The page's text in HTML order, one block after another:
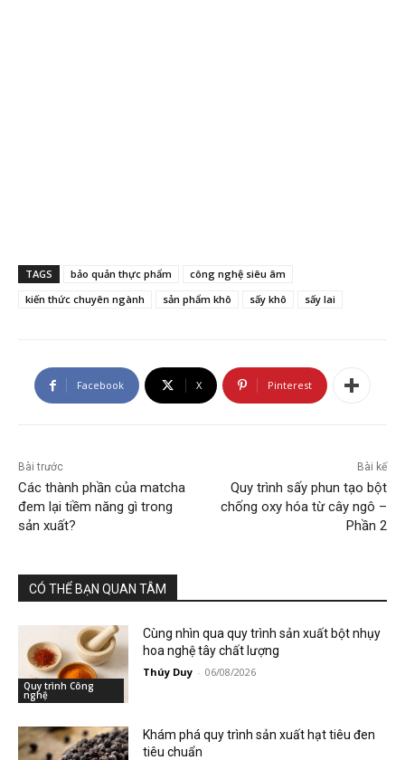
TAGS bảo quản thực phẩm
công nghệ siêu âm
kiến thức chuyên ngành
sản phẩm khô sấy khô sấy lai
Facebook X Pinterest
Bài trước
Các thành phần của matcha
đem lại tiềm năng gì trong
sản xuất?
Bài kế
Quy trình sấy phun tạo bột
chống oxy hóa từ cây ngô –
Phần 2
CÓ THỂ BẠN QUAN TÂM
Quy trình Công
nghệ
Cùng nhìn qua quy trình sản xuất bột nhụy
hoa nghệ tây chất lượng
Thúy Duy - 06/08/2026
Khám phá quy trình sản xuất hạt tiêu đen
tiêu chuẩn